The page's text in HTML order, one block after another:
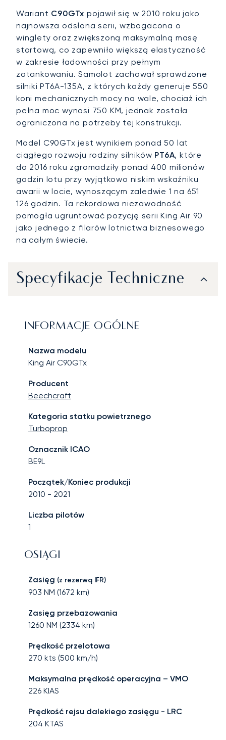
Wariant C90GTx pojawił się w 2010 roku jako
najnowsza odsłona serii, wzbogacona o
winglety oraz zwiększoną maksymalną masę
startową, co zapewniło większą elastyczność
w zakresie ładowności przy pełnym
zatankowaniu. Samolot zachował sprawdzone
silniki PT6A-135A, z których każdy generuje 550
koni mechanicznych mocy na wale, chociaż ich
pełna moc wynosi 750 KM, jednak została
ograniczona na potrzeby tej konstrukcji.
Model C90GTx jest wynikiem ponad 50 lat
ciągłego rozwoju rodziny silników PT6A, które
do 2016 roku zgromadziły ponad 400 milionów
godzin lotu przy wyjątkowo niskim wskaźniku
awarii w locie, wynoszącym zaledwie 1 na 651
126 godzin. Ta rekordowa niezawodność
pomogła ugruntować pozycję serii King Air 90
jako jednego z filarów lotnictwa biznesowego
na całym świecie.
Specyfikacje Techniczne
INFORMACJE OGÓLNE
Nazwa modelu
King Air C90GTx
Producent
Beechcraft
Kategoria statku powietrznego
Turboprop
Oznacznik ICAO
BE9L
Początek/Koniec produkcji
2010 - 2021
Liczba pilotów
1
OSIĄGI
Zasięg (z rezerwą IFR)
903 NM (1672 km)
Zasięg przebazowania
1260 NM (2334 km)
Prędkość przelotowa
270 kts (500 km/h)
Maksymalna prędkość operacyjna – VMO
226 KIAS
Prędkość rejsu dalekiego zasięgu - LRC
204 KTAS